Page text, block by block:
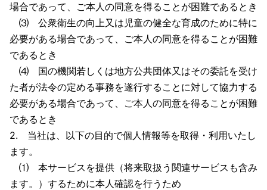
場合であって、ご本人の同意を得ることが困難であるとき
⑶ 公衆衛生の向上又は児童の健全な育成のために特に
必要がある場合であって、ご本人の同意を得ることが困難
であるとき
⑷ 国の機関若しくは地方公共団体又はその委託を受け
た者が法令の定める事務を遂行することに対して協力する
必要がある場合であって、ご本人の同意を得ることが困難
であるとき
2. 当社は、以下の目的で個人情報等を取得・利用いたし
ます。
⑴ 本サービスを提供（将来取扱う関連サービスも含み
ます。）するために本人確認を行うため